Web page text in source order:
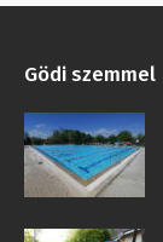
Gödi szemmel